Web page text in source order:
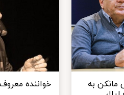
به
خواننده